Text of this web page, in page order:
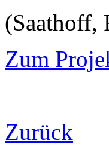
(Saathoff,
Zum
Zurück